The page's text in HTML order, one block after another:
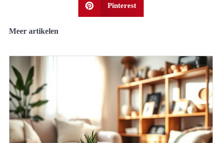
Pinterest
Meer artikelen